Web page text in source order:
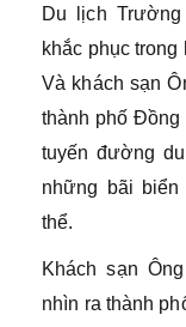
Du lịch
khắc phục
Và khách sạn
thành phố
tuyến đường
những bãi
thể.
Khách sạn
nhìn ra thành